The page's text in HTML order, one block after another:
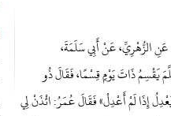
عَنِ الزُّهْرِيِّ، عَنْ أَبِي سَلَمَةَ،
يَقْسِمُ ذَاتَ يَوْمٍ قِسْمًا، فَقَالَ ذُو
إِذَا لَمْ أَعْدِلْ» فَقَالَ عُمَرُ: ائْذَنْ لِي